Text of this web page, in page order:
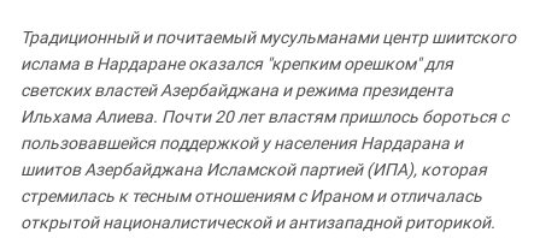
Традиционный и почитаемый мусульманами центр шиитского
ислама в Нардаране оказался "крепким орешком" для
светских властей Азербайджана и режима президента
Ильхама Алиева. Почти 20 лет властям пришлось бороться с
пользовавшейся поддержкой у населения Нардарана и
шиитов Азербайджана Исламской партией (ИПА), которая
стремилась к тесным отношениям с Ираном и отличалась
открытой националистической и антизападной риторикой.